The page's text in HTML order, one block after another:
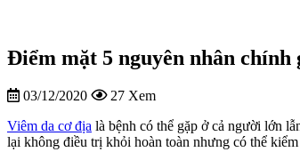
Điểm mặt 5 nguyên nhân chính
03/12/2020 27 Xem
Viêm da cơ địa là bệnh có thể gặp ở cả người lớn
lại không điều trị khỏi hoàn toàn nhưng có thể